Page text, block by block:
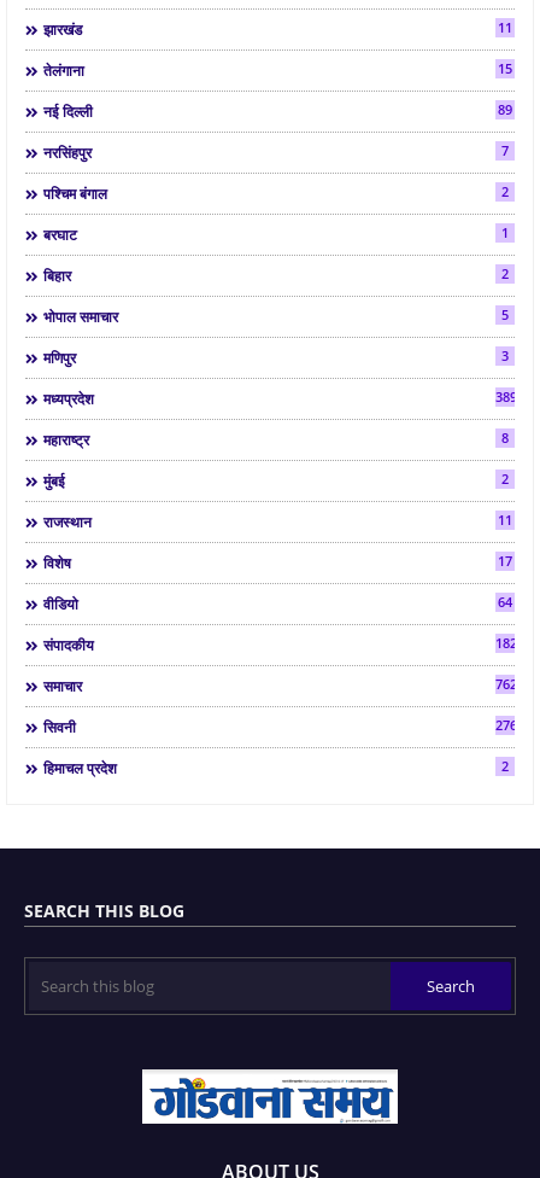
झारखंड 11
तेलंगाना 15
नई दिल्ली 89
नरसिंहपुर 7
पश्चिम बंगाल 2
बरघाट 1
बिहार 2
भोपाल समाचार 5
मणिपुर 3
मध्यप्रदेश 3892
महाराष्ट्र 8
मुंबई 2
राजस्थान 11
विशेष 17
वीडियो 64
संपादकीय 182
समाचार 7624
सिवनी 2763
हिमाचल प्रदेश 2
SEARCH THIS BLOG
ABOUT US